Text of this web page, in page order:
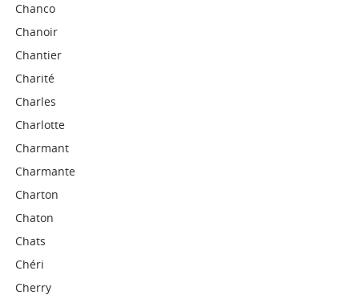
Chanco
Chanoir
Chantier
Charité
Charles
Charlotte
Charmant
Charmante
Charton
Chaton
Chats
Chéri
Cherry